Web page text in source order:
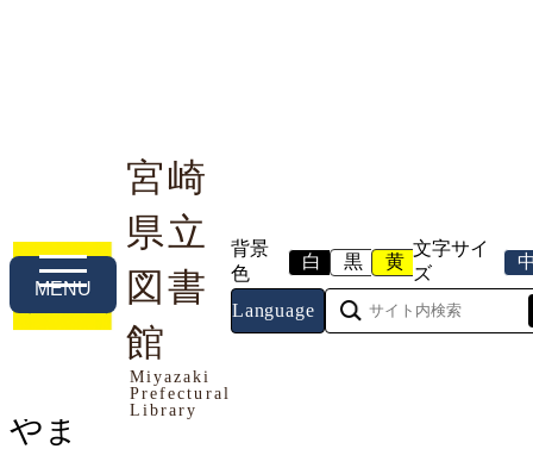
宮崎
県立
図書
館
Miyazaki
Prefectural
Library
背景
色
白 黒 黄
文字サイ
ズ
Language
MENU
利用案内 本や資料を探す 調べる・相談する
トップページ> つながる図書館>県内学校専用>
やまびこ文庫
やま